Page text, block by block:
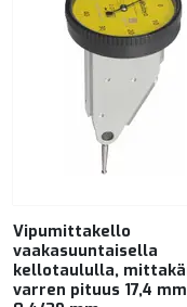
Vipumittakello
vaakasuuntaisella
kellotaululla,
varren pituus 17,4 mm